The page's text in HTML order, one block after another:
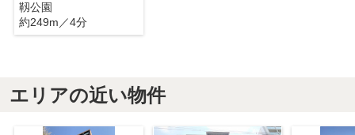
靱公園
約249m／4分
エリアの近い物件